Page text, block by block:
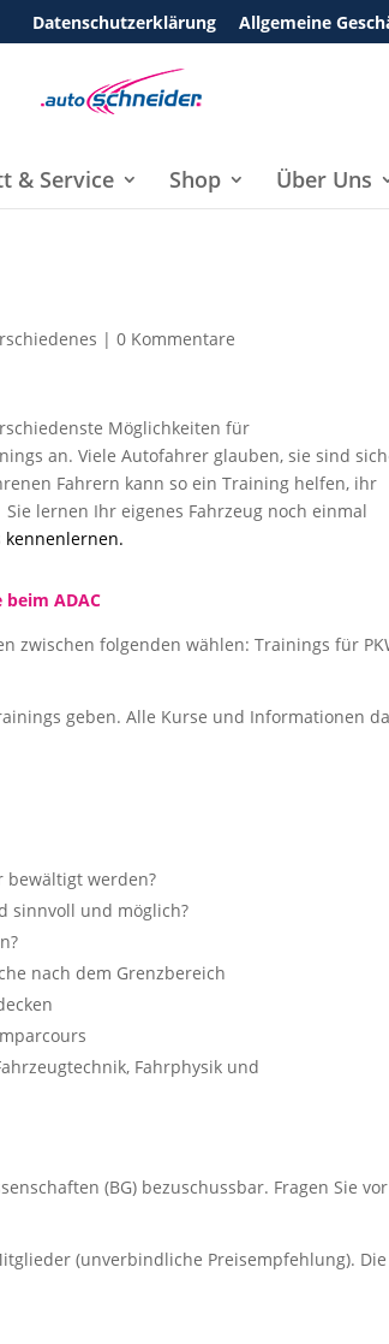
Datenschutzerklärung Allgemeine
& Service Shop Über Uns
|0 Kommentare
Möglichkeiten für
an. Viele Autofahrer glauben, sie sind
Fahrern kann so ein Training helfen, ihr
lernen Ihr eigenes Fahrzeug noch einmal
kennenlernen.
beim ADAC
zwischen folgenden wählen: Trainings für
geben. Alle Kurse und Informationen
bewältigt werden?
sinnvoll und möglich?
nach dem Grenzbereich
Fahrphysik und
(BG) bezuschussbar. Fragen Sie vor
(unverbindliche Preisempfehlung). Die